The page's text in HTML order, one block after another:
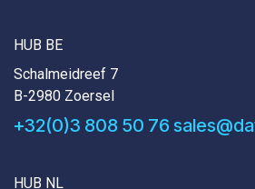
HUB BE
Schalmeidreef 7
B-2980 Zoersel
+32(0)3 808 50 76
HUB NL